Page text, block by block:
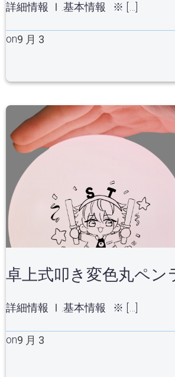
詳細情報 Ⅰ.基本情報 ※ […]
on9 月 3
卓上式叩き変色丸ペン
詳細情報 Ⅰ.基本情報 ※ […]
on9 月 3